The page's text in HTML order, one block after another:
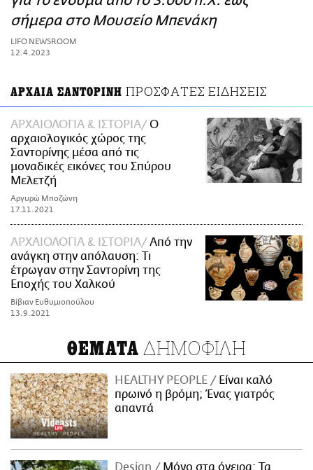
ΑΜΠΑ
PRINT
σήμερα στο Μουσείο Μπενάκη
LIFO NEWSROOM
12.4.2023
ΑΡΧΑΙΑ ΣΑΝΤΟΡΙΝΗ ΠΡΟΣΦΑΤΕΣ ΕΙΔΗΣΕΙΣ
ΑΡΧΑΙΟΛΟΓΙΑ & ΙΣΤΟΡΙΑ
Ο
αρχαιολογικός χώρος της
Σαντορίνης μέσα από τις
μοναδικές εικόνες του Σπύρου
Μελετζή
Αργυρώ Μποζώνη
17.11.2021
ΑΡΧΑΙΟΛΟΓΙΑ & ΙΣΤΟΡΙΑ
Από την
ανάγκη στην απόλαυση: Τι
έτρωγαν στην Σαντορίνη της
Εποχής του Χαλκού
Βίβιαν Ευθυμιοπούλου
13.9.2021
ΘΕΜΑΤΑ ΔΗΜΟΦΙΛΗ
HEALTHY PEOPLE
Είναι καλό
πρωινό η βρόμη; Ένας γιατρός
απαντά
Design
Μόνο στα όνειρα: Τα